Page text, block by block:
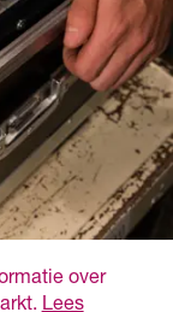
over
Lees